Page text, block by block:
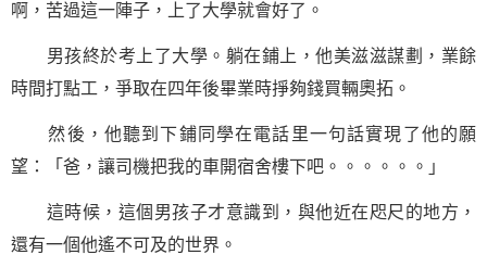
啊，苦過這一陣子，上了大學就會好了。
男孩終於考上了大學。躺在鋪上，他美滋滋謀劃，業餘
時間打點工，爭取在四年後畢業時掙夠錢買輛奧拓。
然後，他聽到下鋪同學在電話里一句話實現了他的願
望：「爸，讓司機把我的車開宿舍樓下吧。。。。。。」
這時候，這個男孩子才意識到，與他近在咫尺的地方，
還有一個他遙不可及的世界。